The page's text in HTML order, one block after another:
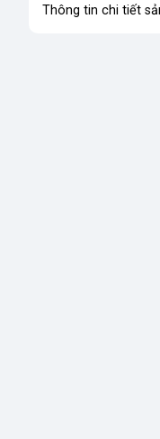
Thông tin chi tiết